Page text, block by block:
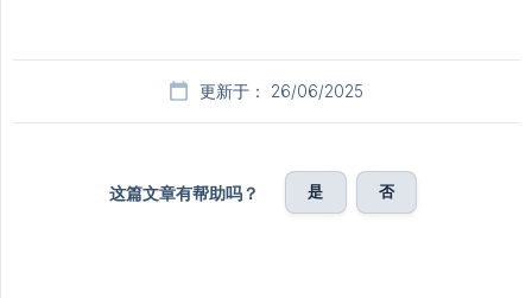
更新于： 26/06/2025
这篇文章有帮助吗？ 是 否